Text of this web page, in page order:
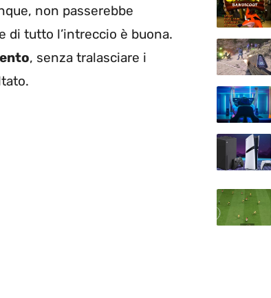
non passerebbe
di tutto l’intreccio è buona.
, senza tralasciare i